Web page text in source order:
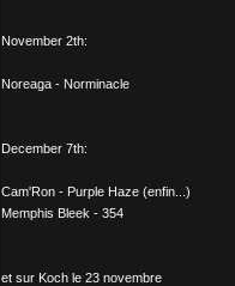
November 2th:
Noreaga - Norminacle
December 7th:
Cam'Ron - Purple Haze (enfin...)
Memphis Bleek - 354
et sur Koch le 23 novembre